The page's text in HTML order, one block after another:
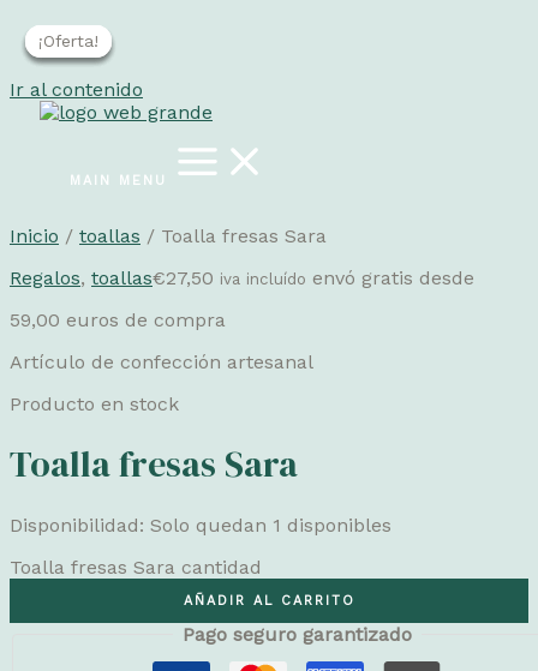
Ir al contenido
MAIN MENU
Inicio / toallas / Toalla fresas Sara
Regalos, toallas€27,50 iva incluído envó gratis desde
59,00 euros de compra
Artículo de confección artesanal
Producto en stock
Toalla fresas Sara
Disponibilidad: Solo quedan 1 disponibles
Toalla fresas Sara cantidad
AÑADIR AL CARRITO
Pago seguro garantizado
¡Oferta!
¡Oferta!
¡Oferta!
¡Oferta!